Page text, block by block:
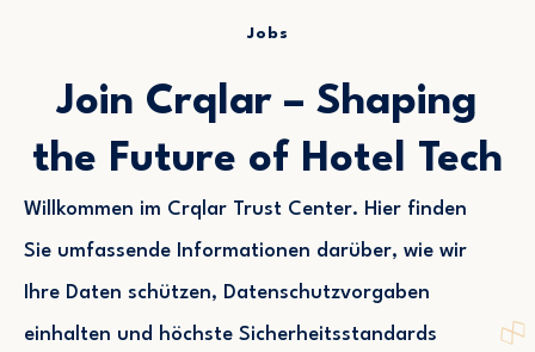
Jobs
Join Crqlar – Shaping
the Future of Hotel Tech
Willkommen im Crqlar Trust Center. Hier finden
Sie umfassende Informationen darüber, wie wir
Ihre Daten schützen, Datenschutzvorgaben
einhalten und höchste Sicherheitsstandards